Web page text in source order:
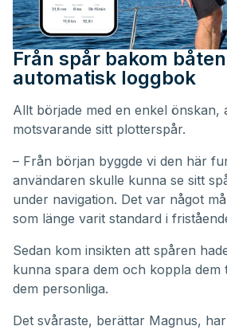
Från spår bakom
automatisk loggbok
Allt började med en enkel önskan,
motsvarande sitt plotterspår.
– Från början byggde vi den här
användaren skulle kunna se sitt
under navigation. Det var något
som länge varit standard i
Sedan kom insikten att spåren
kunna spara dem och koppla dem
dem personliga.
Det svåraste, berättar Magnus,